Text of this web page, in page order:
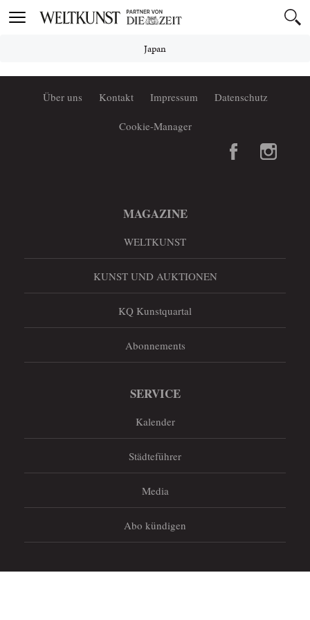
Toggle
Japan
Über uns Kontakt Impressum Datenschutz
Cookie-Manager
MAGAZINE
WELTKUNST
KUNST UND AUKTIONEN
KQ Kunstquartal
Abonnements
SERVICE
Kalender
Städteführer
Media
Abo kündigen